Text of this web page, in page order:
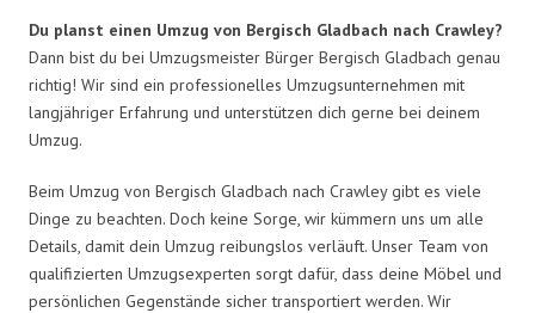
Du planst einen Umzug von Bergisch Gladbach nach Crawley?
Dann bist du bei Umzugsmeister Bürger Bergisch Gladbach genau
richtig! Wir sind ein professionelles Umzugsunternehmen mit
langjähriger Erfahrung und unterstützen dich gerne bei deinem
Umzug.
Beim Umzug von Bergisch Gladbach nach Crawley gibt es viele
Dinge zu beachten. Doch keine Sorge, wir kümmern uns um alle
Details, damit dein Umzug reibungslos verläuft. Unser Team von
qualifizierten Umzugsexperten sorgt dafür, dass deine Möbel und
persönlichen Gegenstände sicher transportiert werden. Wir